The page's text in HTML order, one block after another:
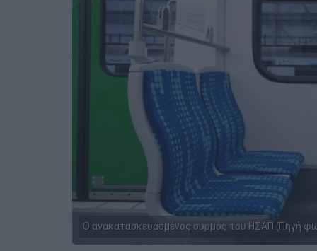
Ο ανακατασκευασμένος συρμός του ΗΣΑΠ (Πηγή